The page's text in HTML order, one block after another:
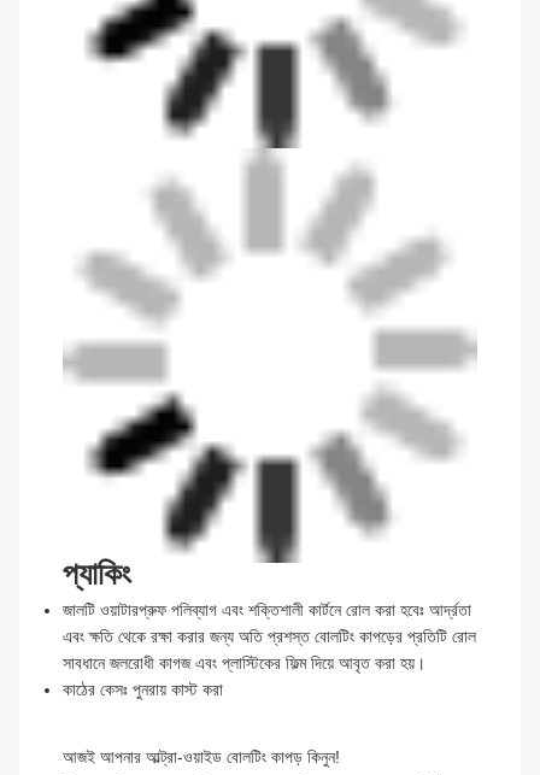
প্যাকিং
জালটি ওয়াটারপ্রুফ পলিব্যাগ এবং শক্তিশালী কার্টনে রোল করা হবেঃ আর্দ্রতা
এবং ক্ষতি থেকে রক্ষা করার জন্য অতি প্রশস্ত বোলটিং কাপড়ের প্রতিটি রোল
সাবধানে জলরোধী কাগজ এবং প্লাস্টিকের ফিল্ম দিয়ে আবৃত করা হয়।
কাঠের কেসঃ পুনরায় কাস্ট করা
আজই আপনার আল্ট্রা-ওয়াইড বোলটিং কাপড় কিনুন!